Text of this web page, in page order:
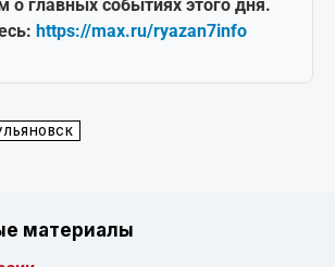
о главных событиях этого дня.
https://max.ru/ryazan7info
материалы